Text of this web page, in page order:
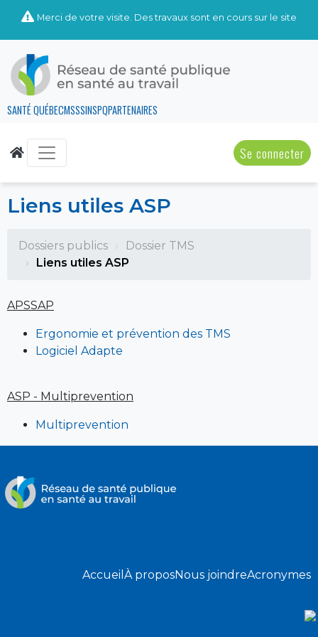
Merci de votre visite. Des travaux sont en cours sur le site
SANTÉ QUÉBECMSSSINSPQPARTENAIRES
Se connecter
Liens utiles ASP
Dossiers publics
Dossier TMS
Liens utiles ASP
APSSAP
Ergonomie et prévention des TMS
Logiciel Adapte
ASP - Multiprevention
Multiprevention
Accueil À proposNous joindreAcronymes